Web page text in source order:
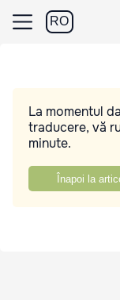
RO
La momentul
traducere, vă
minute.
Înapoi la